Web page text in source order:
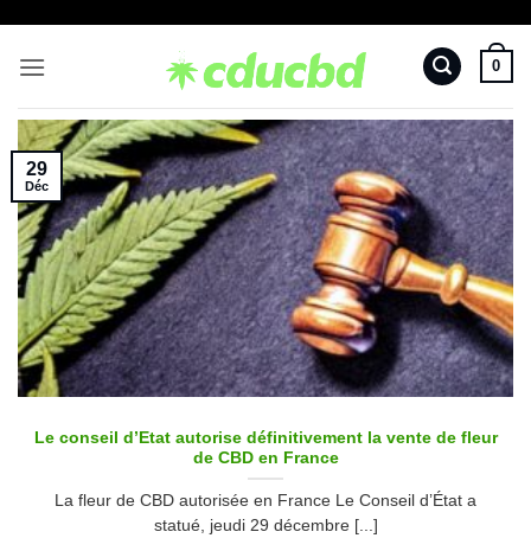
contenu
0
Le conseil d’Etat autorise définitivement la vente de fleur
de CBD en France
La fleur de CBD autorisée en France Le Conseil d’État a
statué, jeudi 29 décembre [...]
29
Déc